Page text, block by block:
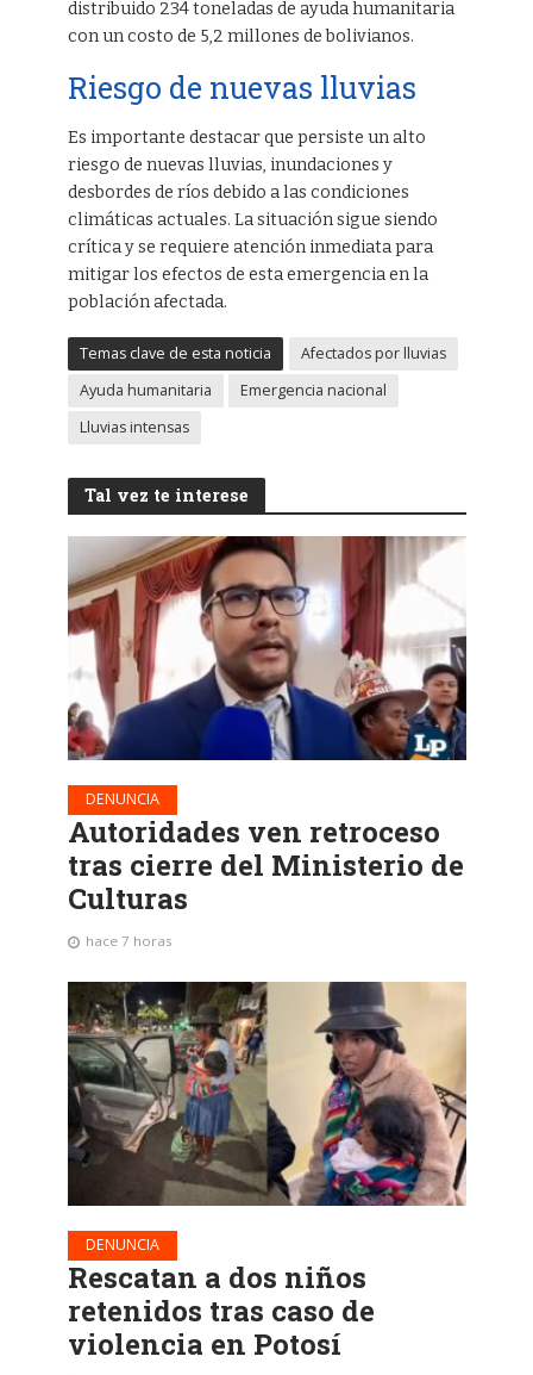
distribuido 234 toneladas de ayuda humanitaria
con un costo de 5,2 millones de bolivianos.
Riesgo de nuevas lluvias
Es importante destacar que persiste un alto
riesgo de nuevas lluvias, inundaciones y
desbordes de ríos debido a las condiciones
climáticas actuales. La situación sigue siendo
crítica y se requiere atención inmediata para
mitigar los efectos de esta emergencia en la
población afectada.
Temas clave de esta noticia
Afectados por lluvias
Ayuda humanitaria
Emergencia nacional
Lluvias intensas
Tal vez te interese
DENUNCIA
Autoridades ven retroceso
tras cierre del Ministerio de
Culturas
hace 7 horas
DENUNCIA
Rescatan a dos niños
retenidos tras caso de
violencia en Potosí